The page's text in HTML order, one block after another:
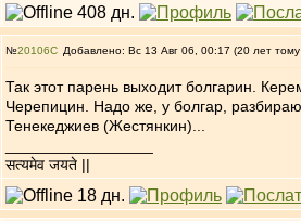
№20106 Добавлено: Вс 13 Авг 06, 00:17 (20 лет
Так этот парень выходит болгарин.
Черепицин. Надо же, у болгар,
Тенекеджиев (Жестянкин)...
सत्यमेव जयते ||